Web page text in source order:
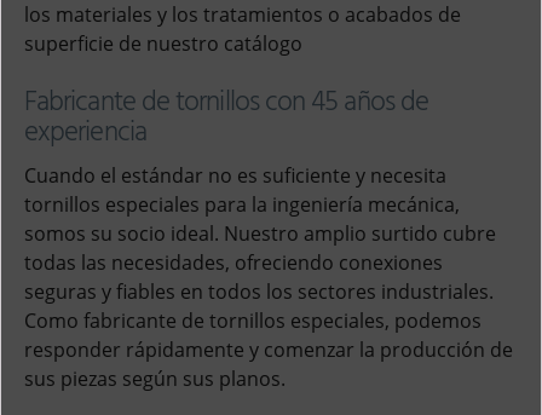
los materiales y los tratamientos o acabados de
superficie de nuestro catálogo
Fabricante de tornillos con 45 años de
experiencia
Cuando el estándar no es suficiente y necesita
tornillos especiales para la ingeniería mecánica,
somos su socio ideal. Nuestro amplio surtido cubre
todas las necesidades, ofreciendo conexiones
seguras y fiables en todos los sectores industriales.
Como fabricante de tornillos especiales, podemos
responder rápidamente y comenzar la producción de
sus piezas según sus planos.